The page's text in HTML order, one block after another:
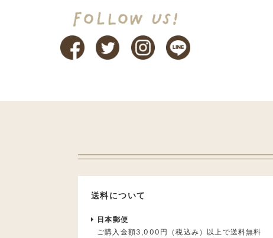
送料について
日本郵便
ご購入金額3,000円（税込み）以上で送料無料